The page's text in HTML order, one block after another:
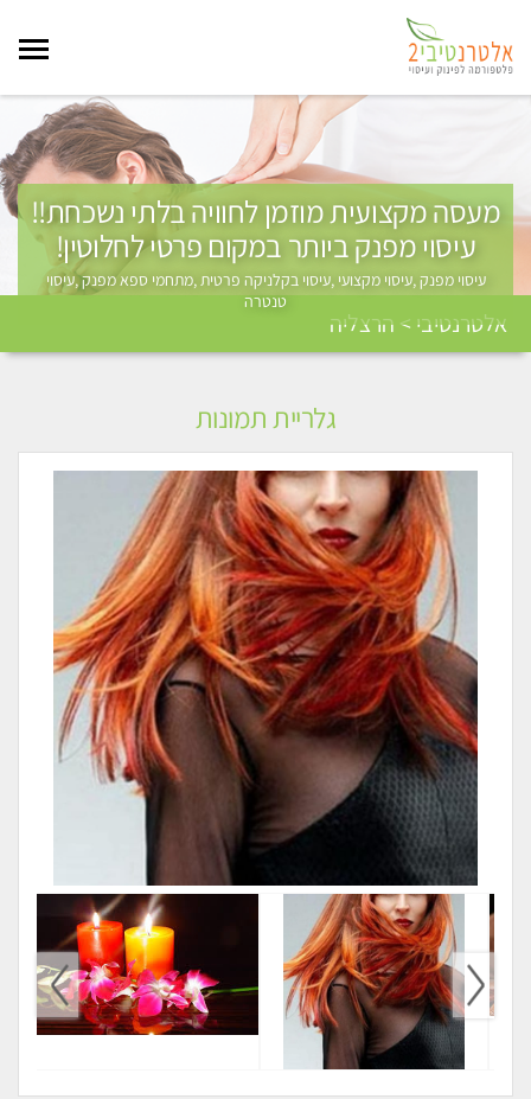
מעסה מקצועית מוזמן לחוויה בלתי נשכחת!!
עיסוי מפנק ביותר במקום פרטי לחלוטין!
עיסוי מפנק ,עיסוי מקצועי ,עיסוי בקלניקה פרטית ,מתחמי ספא מפנק ,עיסוי
טנטרה
אלטרנטיבי > הרצליה
גלריית תמונות